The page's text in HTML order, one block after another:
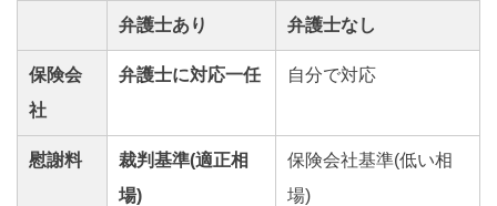
弁護士あり 弁護士なし
保険会
社
弁護士に対応一任 自分で対応
慰謝料
裁判基準(適正相
場)
保険会社基準(低い相
場)